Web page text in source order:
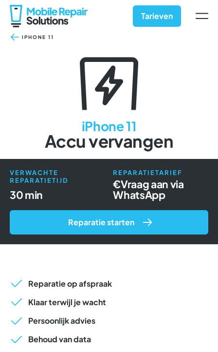
naar
inhoud
Tarieven
IPHONE 11
iPhone 11
Accu vervangen
REPARATIETARIEF
€Vraag aan via
WhatsApp
VERWACHTE
REPARATIETIJD
30 min
Reparatie starten
Reparatie op afspraak
Klaar terwijl je wacht
Persoonlijk advies
Behoud van data